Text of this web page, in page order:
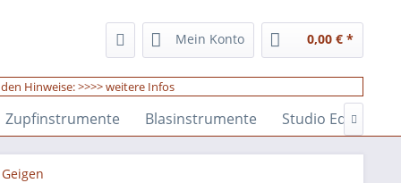
Mein Konto 0,00 € *
Hinweise:>>>> weitere Infos
Zupfinstrumente Blasinstrumente Studio 